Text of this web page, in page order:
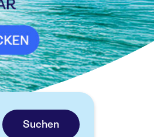
Suchen